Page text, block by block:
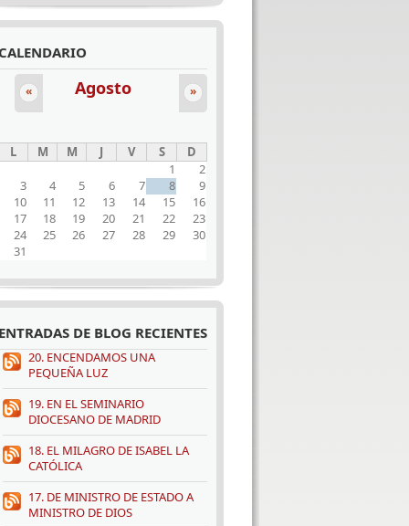
Agosto
« »
L M M J V S
D
1
2
3
4 5 6 7 8
9
10
11 12 13 14 15
16
17
18 19 20 21 22
23
24
25 26 27 28 29
30
31
DE BLOG RECIENTES
20. ENCENDAMOS UNA
PEQUEÑA LUZ
19. EN EL SEMINARIO
DIOCESANO DE MADRID
18. EL MILAGRO DE ISABEL LA
CATÓLICA
17. DE MINISTRO DE ESTADO A
MINISTRO DE DIOS